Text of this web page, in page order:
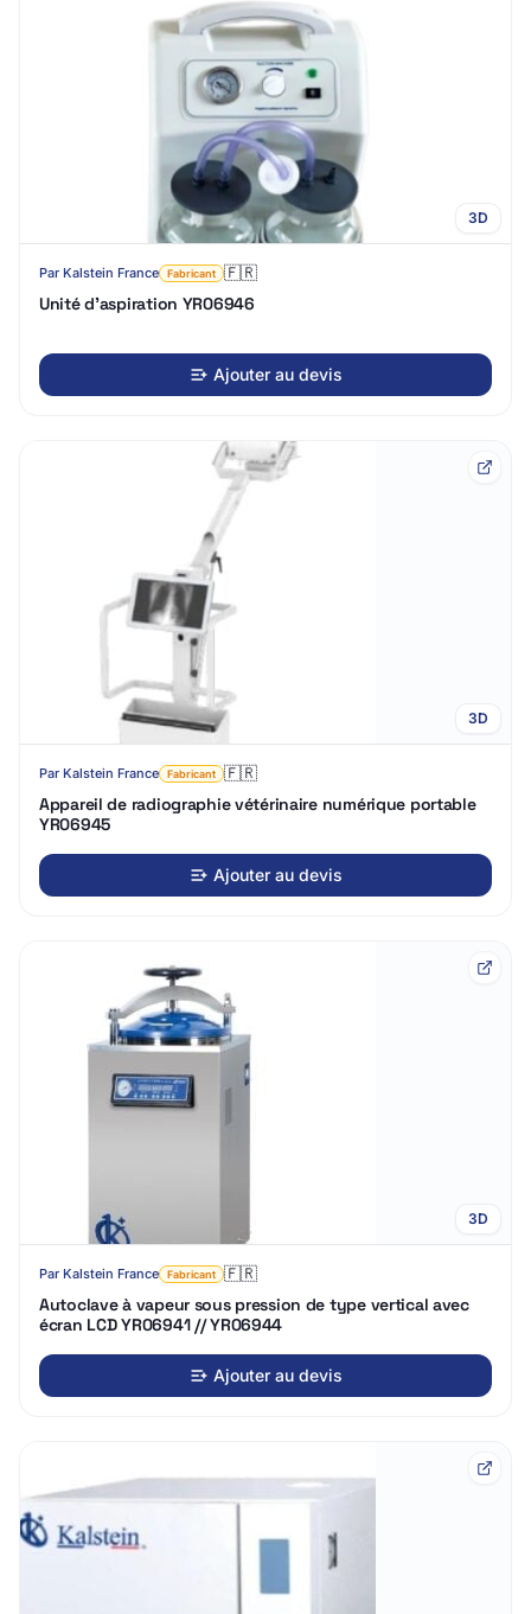
3D
Par Kalstein France Fabricant 🇫🇷
Unité d'aspiration YR06946
Ajouter au devis
3D
Par Kalstein France Fabricant 🇫🇷
Appareil de radiographie vétérinaire numérique portable
YR06945
Ajouter au devis
3D
Par Kalstein France Fabricant 🇫🇷
Autoclave à vapeur sous pression de type vertical avec
écran LCD YR06941 // YR06944
Ajouter au devis